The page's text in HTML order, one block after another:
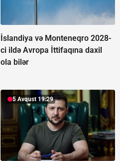
İslandiya və Monteneqro 2028-
ci ildə Avropa İttifaqına daxil
ola bilər
5 Avqust 19:29